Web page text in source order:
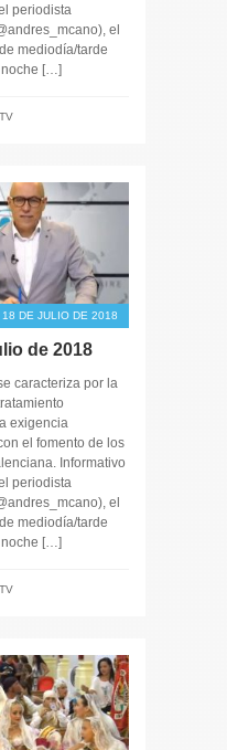
periodista
el
mediodía/tarde
noche […]
18 DE JULIO DE 2018
de 2018
caracteriza por la
exigencia
el fomento de los
Informativo
periodista
el
mediodía/tarde
noche […]